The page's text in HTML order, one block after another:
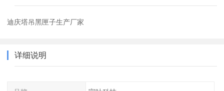
迪庆塔吊黑匣子生产厂家
详细说明